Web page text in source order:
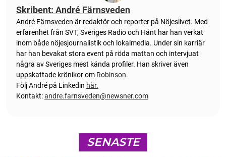
Skribent: André Färnsveden
André Färnsveden är redaktör och reporter på Nöjeslivet. Med
erfarenhet från SVT, Sveriges Radio och Hänt har han verkat
inom både nöjesjournalistik och lokalmedia. Under sin karriär
har han bevakat stora event på röda mattan och intervjuat
några av Sveriges mest kända profiler. Han skriver även
uppskattade krönikor om Robinson.
Följ André på Linkedin här.
Kontakt:andre.farnsveden@newsner.com
SENASTE